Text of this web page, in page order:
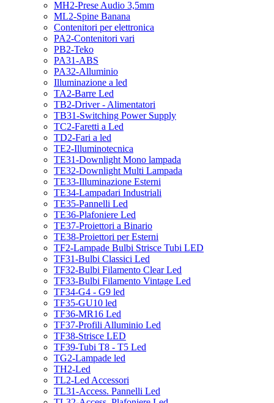
MH2-Prese Audio 3,5mm
ML2-Spine Banana
Contenitori per elettronica
PA2-Contenitori vari
PB2-Teko
PA31-ABS
PA32-Alluminio
Illuminazione a led
TA2-Barre Led
TB2-Driver - Alimentatori
TB31-Switching Power Supply
TC2-Faretti a Led
TD2-Fari a led
TE2-Illuminotecnica
TE31-Downlight Mono lampada
TE32-Downlight Multi Lampada
TE33-Illuminazione Esterni
TE34-Lampadari Industriali
TE35-Pannelli Led
TE36-Plafoniere Led
TE37-Proiettori a Binario
TE38-Proiettori per Esterni
TF2-Lampade Bulbi Strisce Tubi LED
TF31-Bulbi Classici Led
TF32-Bulbi Filamento Clear Led
TF33-Bulbi Filamento Vintage Led
TF34-G4 - G9 led
TF35-GU10 led
TF36-MR16 Led
TF37-Profili Alluminio Led
TF38-Strisce LED
TF39-Tubi T8 - T5 Led
TG2-Lampade led
TH2-Led
TL2-Led Accessori
TL31-Access. Pannelli Led